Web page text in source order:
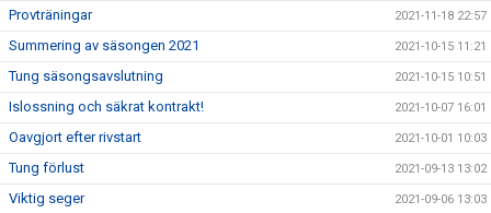
Provträningar 2021-11-18 22:57
Summering av säsongen 2021 2021-10-15 11:21
Tung säsongsavslutning 2021-10-15 10:51
Islossning och säkrat kontrakt! 2021-10-07 16:01
Oavgjort efter rivstart 2021-10-01 10:03
Tung förlust 2021-09-13 13:02
Viktig seger 2021-09-06 13:03